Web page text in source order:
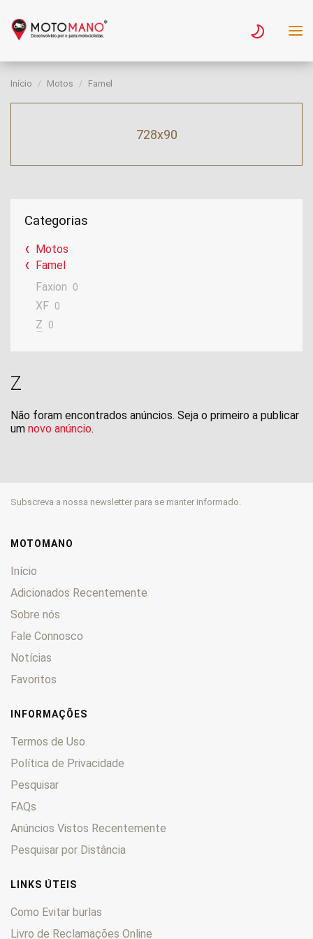
Início Motos Famel
728x90
Categorias
Motos
Famel
Faxion
0
XF 0
Z 0
Z
Não foram encontrados anúncios. Seja o primeiro a publicar
um novo anúncio.
Subscreva a nossa newsletter para se manter informado.
MOTOMANO
Início
Adicionados Recentemente
Sobre nós
Fale Connosco
Notícias
Favoritos
INFORMAÇÕES
Termos de Uso
Política de Privacidade
Pesquisar
FAQs
Anúncios Vistos Recentemente
Pesquisar por Distância
LINKS ÚTEIS
Como Evitar burlas
Livro de Reclamações Online